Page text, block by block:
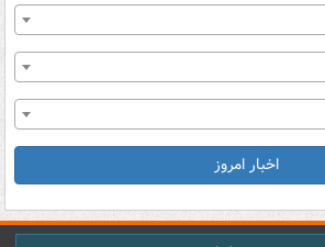
اخبار امروز